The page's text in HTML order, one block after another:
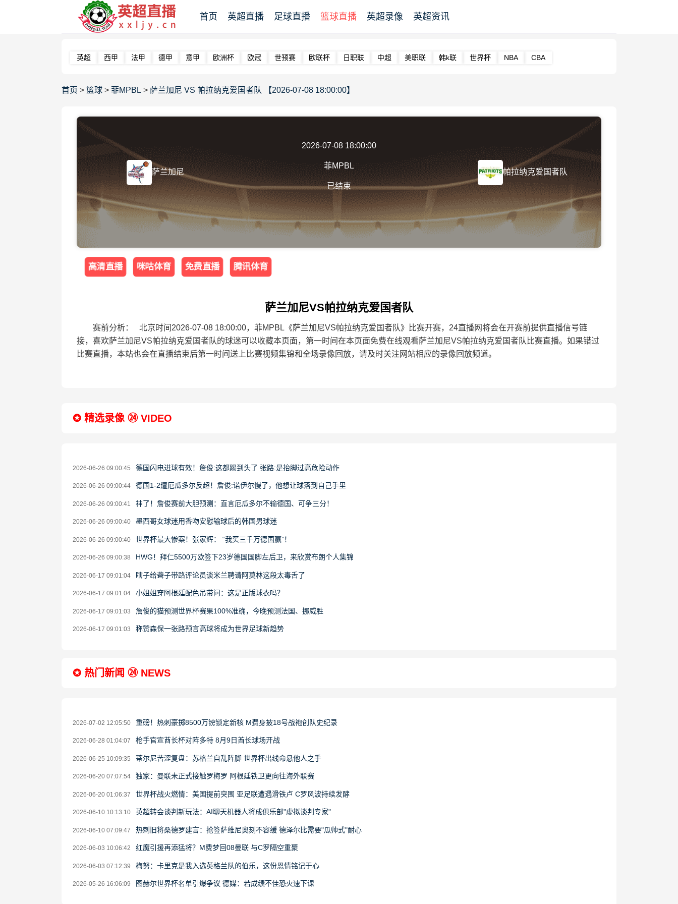
首页 英超直播 足球直播 篮球直播 英超录像 英超资讯
英超 西甲 法甲 德甲 意甲 欧洲杯 欧冠 世预赛 欧联杯 日职联 中超 美职联 韩k联 世界杯 NBA CBA
首页 > 篮球 > 菲MPBL > 萨兰加尼 VS 帕拉纳克爱国者队 【2026-07-08 18:00:00】
萨兰加尼
2026-07-08 18:00:00
菲MPBL
已结束
帕拉纳克爱国者队
高清直播 咪咕体育 免费直播 腾讯体育
萨兰加尼VS帕拉纳克爱国者队
赛前分析： 北京时间2026-07-08 18:00:00，菲MPBL《萨兰加尼VS帕拉纳克爱国者队》比赛开赛，24直播网将会在开赛前提供直播信号链
接，喜欢萨兰加尼VS帕拉纳克爱国者队的球迷可以收藏本页面，第一时间在本页面免费在线观看萨兰加尼VS帕拉纳克爱国者队比赛直播。如果错过
比赛直播，本站也会在直播结束后第一时间送上比赛视频集锦和全场录像回放，请及时关注网站相应的录像回放频道。
✪ 精选录像 ㉔ VIDEO
2026-06-26 09:00:45 德国闪电进球有效！詹俊:这都踢到头了 张路:是抬脚过高危险动作
2026-06-26 09:00:44 德国1-2遭厄瓜多尔反超！詹俊:诺伊尔慢了，他想让球落到自己手里
2026-06-26 09:00:41 神了！詹俊赛前大胆预测：直言厄瓜多尔不输德国、可争三分！
2026-06-26 09:00:40 墨西哥女球迷用香吻安慰输球后的韩国男球迷
2026-06-26 09:00:40 世界杯最大惨案！张家辉： “我买三千万德国赢”！
2026-06-26 09:00:38 HWG！拜仁5500万欧签下23岁德国国脚左后卫，来欣赏布朗个人集锦
2026-06-17 09:01:04 瞎子给聋子带路评论员谈米兰聘请阿莫林这段太毒舌了
2026-06-17 09:01:04 小姐姐穿阿根廷配色吊带问：这是正版球衣吗？
2026-06-17 09:01:03 詹俊的猫预测世界杯赛果100%准确，今晚预测法国、挪威胜
2026-06-17 09:01:03 称赞森保一张路预言高球将成为世界足球新趋势
✪ 热门新闻 ㉔ NEWS
2026-07-02 12:05:50 重磅！热刺豪掷8500万镑锁定新核 M费身披18号战袍创队史纪录
2026-06-28 01:04:07 枪手官宣酋长杯对阵多特 8月9日酋长球场开战
2026-06-25 10:09:35 蒂尔尼苦涩复盘：苏格兰自乱阵脚 世界杯出线命悬他人之手
2026-06-20 07:07:54 独家：曼联未正式接触罗梅罗 阿根廷铁卫更向往海外联赛
2026-06-20 01:06:37 世界杯战火燃情：美国提前突围 亚足联遭遇滑铁卢 C罗风波持续发酵
2026-06-10 10:13:10 英超转会谈判新玩法：AI聊天机器人将成俱乐部"虚拟谈判专家"
2026-06-10 07:09:47 热刺旧将桑德罗建言：抢签萨维尼奥刻不容缓 德泽尔比需要"瓜帅式"耐心
2026-06-03 10:06:42 红魔引援再添猛将？M费梦回08曼联 与C罗隔空重聚
2026-06-03 07:12:39 梅努：卡里克是我入选英格兰队的伯乐，这份恩情铭记于心
2026-05-26 16:06:09 图赫尔世界杯名单引爆争议 德媒：若成绩不佳恐火速下课